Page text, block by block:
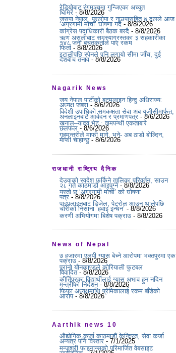
रेडियोबाट रंगमञ्चमा गुन्जिएका अच्युत
घिमिरे - 8/8/2026
जसपा नेपाल, प्रलोपा र नाउपासहित ७ दलले आज
‘अग्रगामी मोर्चा’ घोषणा गर्दै - 8/8/2026
कांग्रेस पदाधिकारी बैठक बस्दै - 8/8/2026
ऋण असुलीबाट समस्याग्रस्तका ३ सहकारीका
१४८ जना बचतकर्ताले पाए रकम
फिर्ता - 8/8/2026
इटालीपछि स्पेनले पनि लगायो सीमा जाँच, दुई
देशबीच तनाव- 8/8/2026
Nagarik News
जय नेपाल पार्टीको बटमलाइन हिन्दु अधिराज्य:
अध्यक्ष जबरा - 8/6/2026
विदेशी उपाधिको समकक्षता सेवा अब यूजीसीमार्फत,
अनलाइनबाटै आवेदन र प्रमाणपत्र - 8/6/2026
खनाल–यादव भेट : वामपन्थी एकताबारे
छलफल - 8/6/2026
गृहमन्त्रीले माफी मागे, भने- अब ठाडो बोल्दिन,
माफी चाहान्छु- 8/6/2026
राजधानी राष्ट्रिय दैनिक
देउवाको स्वदेश फर्किने तालिका परिवर्तन, साउन
२८ गते काठमाडौं आइपुग्ने- 8/8/2026
यस्ताे छ ‘अग्रगामी माेर्चा’ काे घाेषणा
पत्र - 8/8/2026
पाइपलाइनबाट डिजेल, पेट्रोल आउन थालेपछि
चोरीको निसाना ‘हवाइ इन्धन’ - 8/8/2026
करणी अभियोगमा बिशेष पक्राउ - 8/8/2026
News of Nepal
७ हजारमा एलपी ग्यास बेच्ने आरोपमा भक्तपुरमा एक
पक्राउ - 8/8/2026
पुरानो यौनकाण्डले कोरियाली फुटबल
विवादित- 8/8/2026
कीर्तिपुरका विद्यार्थीलाई ग्यास अभाव हुन नदिन
मन्त्रीको निर्देशन- 8/8/2026
फिफा अध्यक्षमाथि प्रेमिकालाई रकम बाँडेको
आरोप- 8/8/2026
Aarthik news 10
औद्योगिक कर्जा काठमाडौं केन्द्रित, सेवा कर्जा
अन्यत्र पनि विस्तार - 7/1/2025
मन्जुश्री फाइनान्सको परिमार्जित वेबसाइट